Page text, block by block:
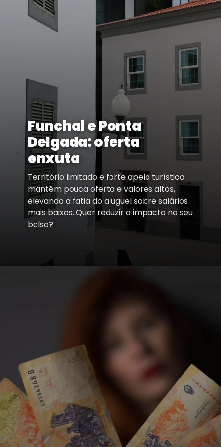
Funchal e Ponta
Delgada: oferta
enxuta
Território limitado e forte apelo turístico
mantêm pouca oferta e valores altos,
elevando a fatia do aluguel sobre salários
mais baixos. Quer reduzir o impacto no seu
bolso?